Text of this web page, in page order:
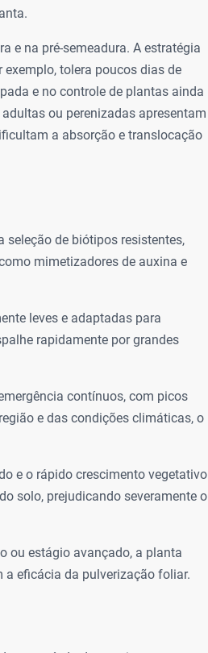
e na pré-semeadura. A estratégia
tolera poucos dias de
e no controle de plantas ainda
ou perenizadas apresentam
a absorção e translocação
seleção de biótipos resistentes,
mimetizadores de auxina e
leves e adaptadas para
rapidamente por grandes
contínuos, com picos
e das condições climáticas, o
e o rápido crescimento vegetativo
solo, prejudicando severamente o
ou estágio avançado, a planta
a eficácia da pulverização foliar.